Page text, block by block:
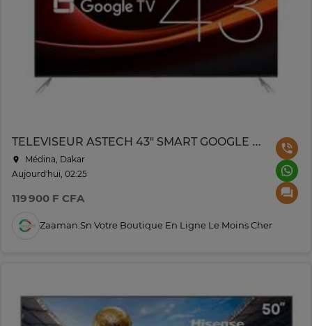
TELEVISEUR ASTECH 43" SMART GOOGLE TV 43GT3027H/43GT3030HQ
Médina, Dakar
Aujourd'hui, 02:25
119 900 F CFA
Zaaman.sn Votre Boutique En Ligne Le Moins Cher